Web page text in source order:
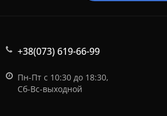
+38(073) 619-66-99
Пн-Пт с 10:30 до 18:30,
Сб-Вс-выходной